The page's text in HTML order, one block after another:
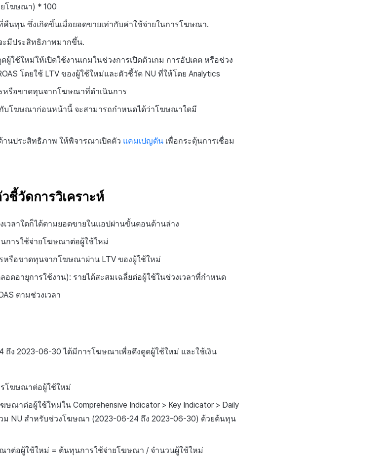
ยโฆษณา) * 100
ที่คืนทุน ซึ่งเกิดขึ้นเมื่อยอดขายเท่ากับค่าใช้จ่ายในการโฆษณา.
ะมีประสิทธิภาพมากขึ้น.
ช้ใหม่ให้เปิดใช้งานเกมในช่วงการเปิดตัวเกม การอัปเดต หรือช่วง
โดยใช้ LTV ของผู้ใช้ใหม่และตัวชี้วัด NU ที่ให้โดย Analytics
หรือขาดทุนจากโฆษณาที่ดำเนินการ
กับโฆษณาก่อนหน้านี้ จะสามารถกำหนดได้ว่าโฆษณาใดมี
นประสิทธิภาพ ให้พิจารณาเปิดตัว แคมเปญดันเพื่อกระตุ้นการเชื่อม
ชี้วัดการวิเคราะห์
เวลาใดก็ได้ตามยอดขายในแอปผ่านขั้นตอนด้านล่าง
การใช้จ่ายโฆษณาต่อผู้ใช้ใหม่
หรือขาดทุนจากโฆษณาผ่าน LTV ของผู้ใช้ใหม่
อดอายุการใช้งาน): รายได้สะสมเฉลี่ยต่อผู้ใช้ในช่วงเวลาที่กำหนด
ตามช่วงเวลา
ถึง 2023-06-30 ได้มีการโฆษณาเพื่อดึงดูดผู้ใช้ใหม่ และใช้เงิน
โฆษณาต่อผู้ใช้ใหม่
าต่อผู้ใช้ใหม่ใน Comprehensive Indicator > Key Indicator > Daily
ม NU สำหรับช่วงโฆษณา (2023-06-24 ถึง 2023-06-30) ด้วยต้นทุน
าต่อผู้ใช้ใหม่ = ต้นทุนการใช้จ่ายโฆษณา / จำนวนผู้ใช้ใหม่